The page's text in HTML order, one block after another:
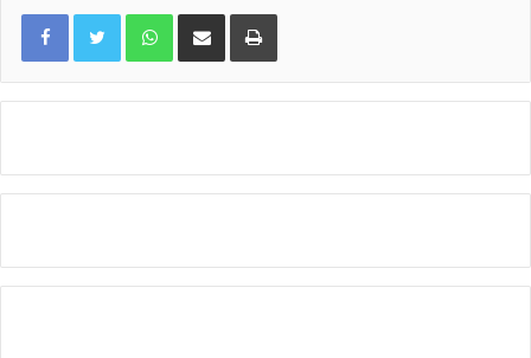
WhatsAppCompartir por correo electrónicoImprimir